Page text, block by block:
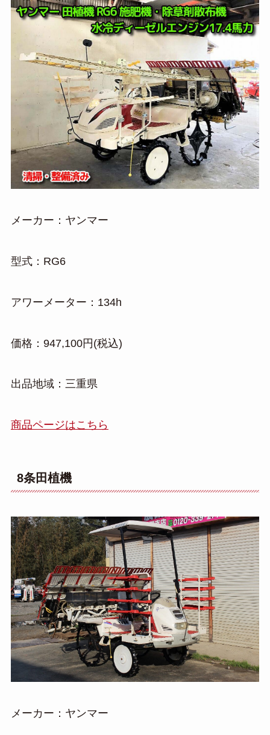
メーカー：ヤンマー
型式：RG6
アワーメーター：134h
価格：947,100円(税込)
出品地域：三重県
商品ページはこちら
8条田植機
メーカー：ヤンマー